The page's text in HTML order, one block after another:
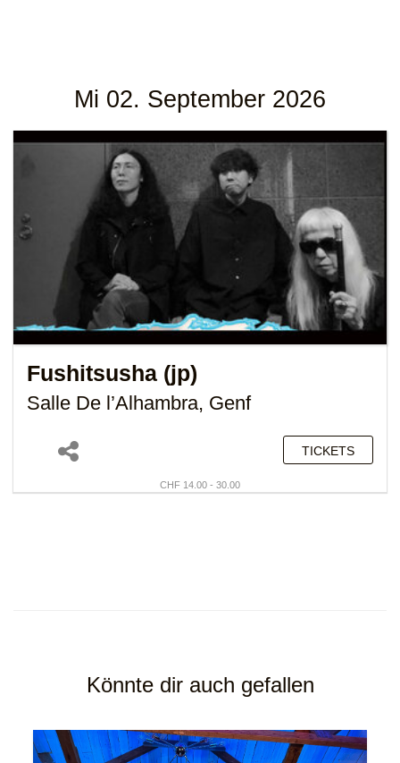
Mi 02. September 2026
Fushitsusha (jp)
Salle De l’Alhambra, Genf
TICKETS
CHF 14.00 - 30.00
Könnte dir auch gefallen